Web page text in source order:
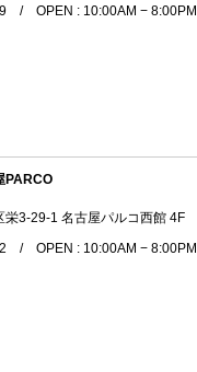
/ OPEN : 10:00AM − 8:00PM
PARCO
栄3-29-1 名古屋パルコ西館 4F
/ OPEN : 10:00AM − 8:00PM